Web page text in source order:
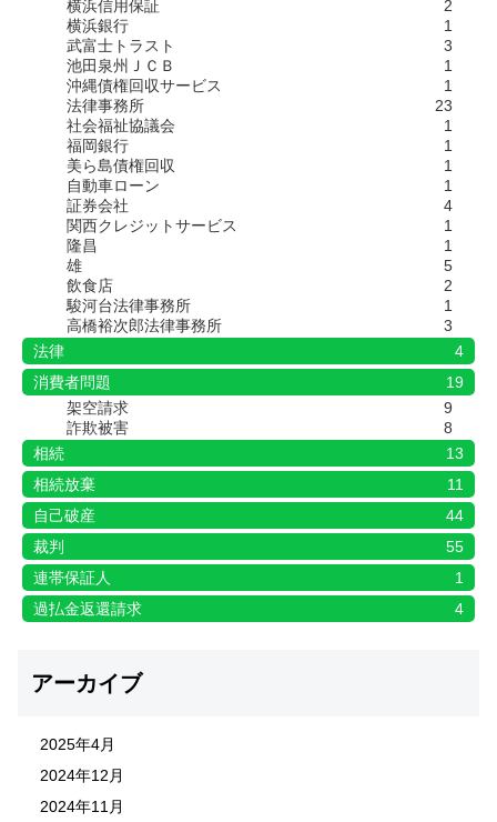
横浜信用保証
2
横浜銀行
1
武富士トラスト
3
池田泉州ＪＣＢ
1
沖縄債権回収サービス
1
法律事務所
23
社会福祉協議会
1
福岡銀行
1
美ら島債権回収
1
自動車ローン
1
証券会社
4
関西クレジットサービス
1
隆昌
1
雄
5
飲食店
2
駿河台法律事務所
1
高橋裕次郎法律事務所
3
法律
4
消費者問題
19
架空請求
9
詐欺被害
8
相続
13
相続放棄
11
自己破産
44
裁判
55
連帯保証人
1
過払金返還請求
4
アーカイブ
2025年4月
2024年12月
2024年11月